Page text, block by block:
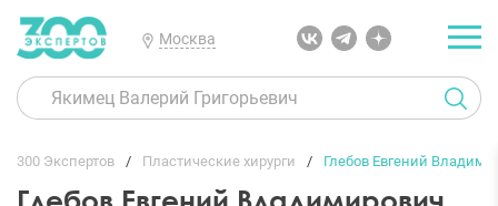
Москва
300 Экспертов Пластические хирурги Глебов Евгений